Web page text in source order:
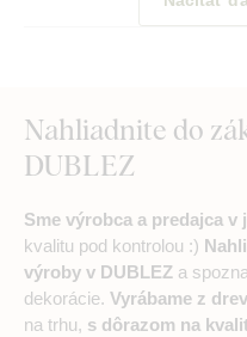
Nahliadnite do
DUBLEZ
Sme výrobca a predajca v
kvalitu pod kontrolou :)
výroby v DUBLEZ a
dekorácie. Vyrábame z
na trhu, s dôrazom na